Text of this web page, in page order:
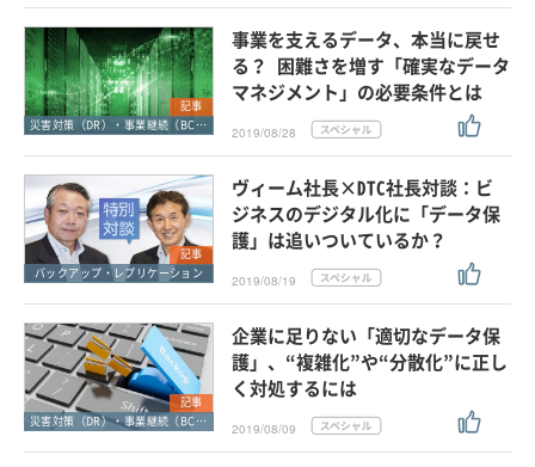
記事
災害対策（DR）・事業継続（BCP）
事業を支えるデータ、本当に戻せ
る？ 困難さを増す「確実なデータ
マネジメント」の必要条件とは
2019/08/28
記事
バックアップ・レプリケーション
ヴィーム社長×DTC社長対談：ビ
ジネスのデジタル化に「データ保
護」は追いついているか？
2019/08/19
記事
災害対策（DR）・事業継続（BCP）
企業に足りない「適切なデータ保
護」、“複雑化”や“分散化”に正し
く対処するには
2019/08/09